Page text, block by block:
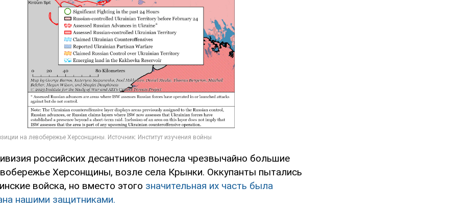
российских десантников понесла чрезвычайно большие
Херсонщины, возле села Крынки. Оккупанты пытались
войска, но вместо этого значительная их часть была
нашими защитниками.